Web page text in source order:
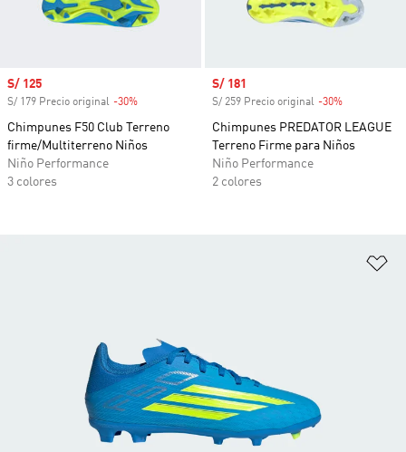
Precio de venta
S/ 125
S/ 179 Precio original -30%
Chimpunes F50 Club Terreno
firme/Multiterreno Niños
Niño Performance
3 colores
Precio de venta
S/ 181
S/ 259 Precio original -30%
Chimpunes PREDATOR LEAGUE
Terreno Firme para Niños
Niño Performance
2 colores